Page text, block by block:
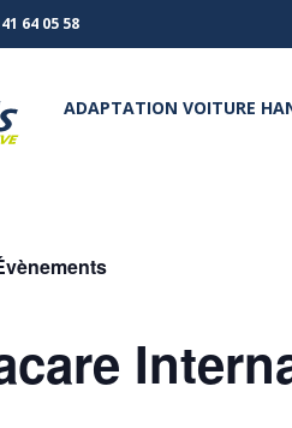
64 05 58
ADAPTATION VOITURE